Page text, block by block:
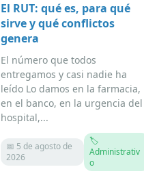
El RUT: qué es, para qué
sirve y qué conflictos
genera
El número que todos
entregamos y casi nadie ha
leído Lo damos en la farmacia,
en el banco, en la urgencia del
hospital,...
📅 5 de agosto de
2026
🏷️
Administrativ
o